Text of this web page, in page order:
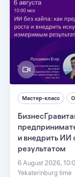
Мастер-класс
и внедрить
результатом
6 August 2026,
Yekaterinburg time